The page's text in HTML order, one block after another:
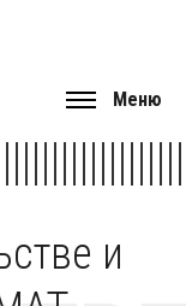
Меню
и